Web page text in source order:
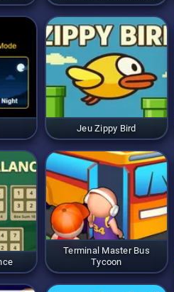
Jeu Zippy Bird
Terminal Master Bus
Tycoon